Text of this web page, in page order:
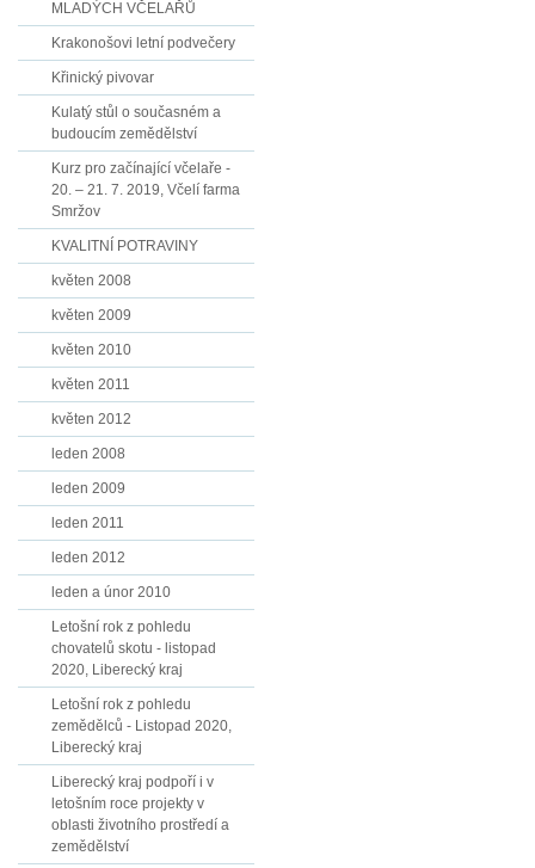
MLADÝCH VČELAŘŮ
Krakonošovi letní podvečery
Křinický pivovar
Kulatý stůl o současném a
budoucím zemědělství
Kurz pro začínající včelaře -
20. – 21. 7. 2019, Včelí farma
Smržov
KVALITNÍ POTRAVINY
květen 2008
květen 2009
květen 2010
květen 2011
květen 2012
leden 2008
leden 2009
leden 2011
leden 2012
leden a únor 2010
Letošní rok z pohledu
chovatelů skotu - listopad
2020, Liberecký kraj
Letošní rok z pohledu
zemědělců - Listopad 2020,
Liberecký kraj
Liberecký kraj podpoří i v
letošním roce projekty v
oblasti životního prostředí a
zemědělství